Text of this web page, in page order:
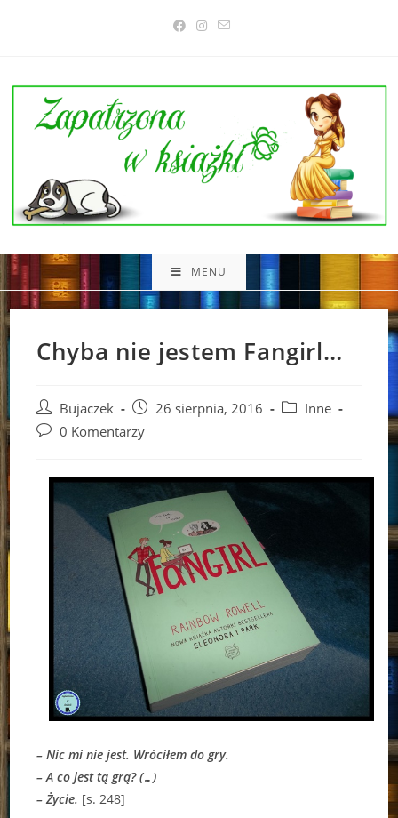
MENU
Chyba nie jestem Fangirl…
Post
author:
Bujaczek
Post
published:
26 sierpnia, 2016
PostInne
Post0 Komentarzy
– Nic mi nie jest. Wróciłem do gry.
– A co jest tą grą? (…)
– Życie. [s. 248]